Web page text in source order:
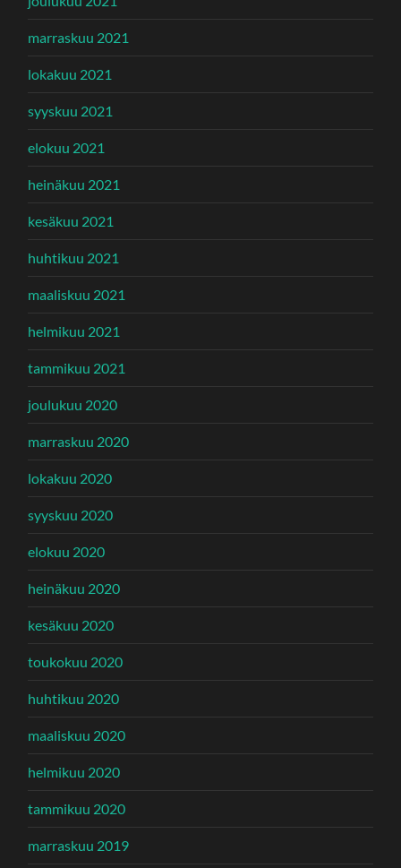
marraskuu 2021
lokakuu 2021
syyskuu 2021
elokuu 2021
heinäkuu 2021
kesäkuu 2021
huhtikuu 2021
maaliskuu 2021
helmikuu 2021
tammikuu 2021
joulukuu 2020
marraskuu 2020
lokakuu 2020
syyskuu 2020
elokuu 2020
heinäkuu 2020
kesäkuu 2020
toukokuu 2020
huhtikuu 2020
maaliskuu 2020
helmikuu 2020
tammikuu 2020
marraskuu 2019